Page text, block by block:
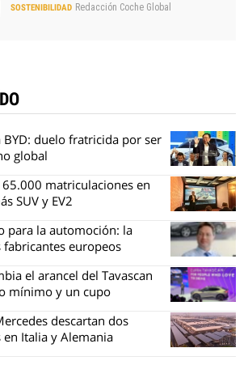
SOSTENIBILIDAD Redacción Coche Global
BYD: duelo fratricida por ser
global
65.000 matriculaciones en
SUV y EV2
para la automoción: la
fabricantes europeos
el arancel del Tavascan
mínimo y un cupo
descartan dos
en Italia y Alemania